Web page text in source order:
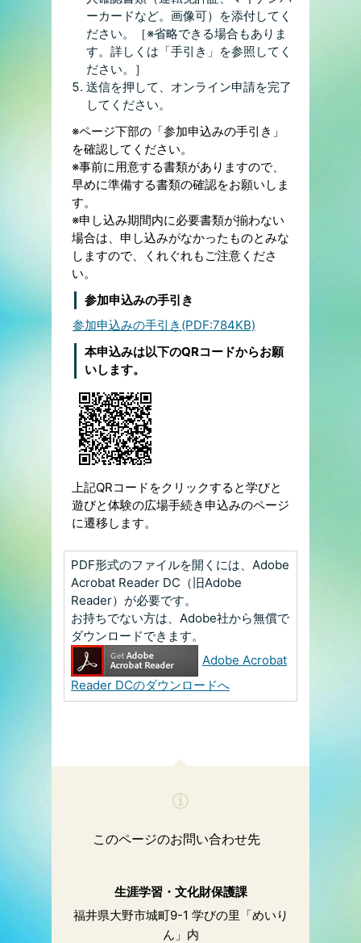
ーカードなど。画像可）を添付してく
ださい。［※省略できる場合もありま
す。詳しくは「手引き」を参照してく
ださい。］
送信を押して、オンライン申請を完了
してください。
※ページ下部の「参加申込みの手引き」
を確認してください。
※事前に用意する書類がありますので、
早めに準備する書類の確認をお願いしま
す。
※申し込み期間内に必要書類が揃わない
場合は、申し込みがなかったものとみな
しますので、くれぐれもご注意くださ
い。
参加申込みの手引き
参加申込みの手引き(PDF:784KB)
本申込みは以下のQRコードからお願
いします。
上記QRコードをクリックすると学びと
遊びと体験の広場手続き申込みのページ
に遷移します。
PDF形式のファイルを開くには、Adobe
Acrobat Reader DC（旧Adobe
Reader）が必要です。
お持ちでない方は、Adobe社から無償で
ダウンロードできます。
Adobe Acrobat
Reader DCのダウンロードへ
このページのお問い合わせ先
生涯学習・文化財保護課
福井県大野市城町9-1 学びの里「めいり
ん」内